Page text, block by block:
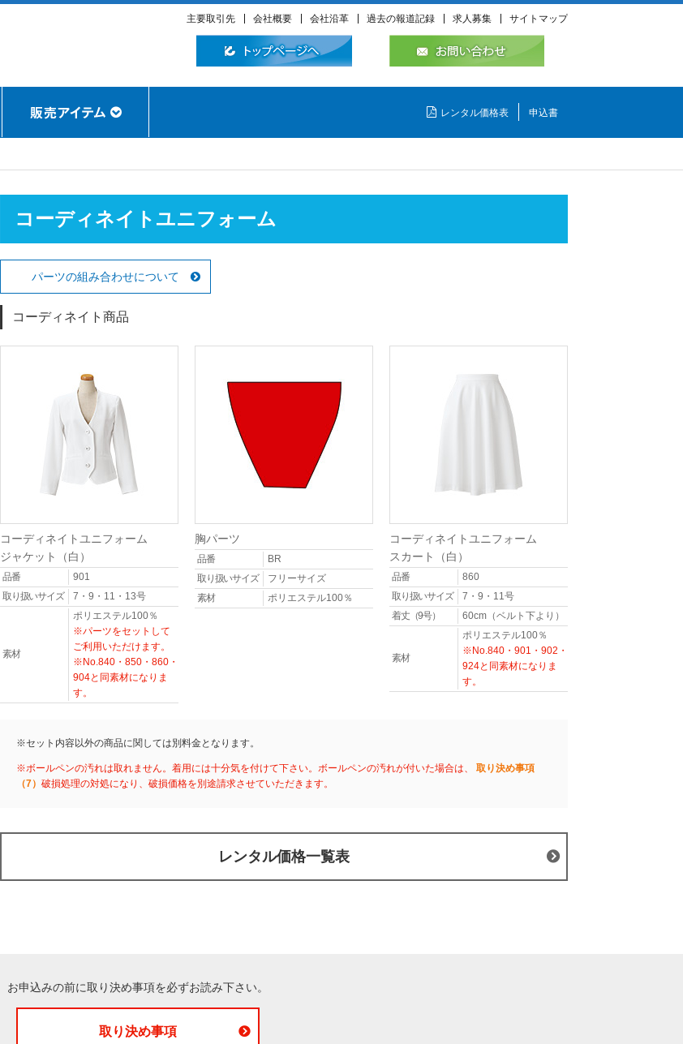
主要取引先 会社概要 会社沿革 過去の報道記録 求人募集 サイトマップ
レンタル価格表 申込書
コーディネイトユニフォーム
パーツの組み合わせについて
コーディネイト商品
コーディネイトユニフォーム
ジャケット（白）
品番
901
取り扱いサイズ
7・9・11・13号
素材
ポリエステル100％
※パーツをセットして
ご利用いただけます。
※No.840・850・860・
904と同素材になりま
す。
胸パーツ
品番
BR
取り扱いサイズ
フリーサイズ
素材
ポリエステル100％
コーディネイトユニフォーム
スカート（白）
品番
860
取り扱いサイズ
7・9・11号
着丈（9号）
60cm（ベルト下より）
素材
ポリエステル100％
※No.840・901・902・
924と同素材になりま
す。
※セット内容以外の商品に関しては別料金となります。
※ボールペンの汚れは取れません。着用には十分気を付けて下さい。ボールペンの汚れが付いた場合は、 取り決め事項
（7） 破損処理の対処になり、破損価格を別途請求させていただきます。
レンタル価格一覧表
お申込みの前に取り決め事項を必ずお読み下さい。
取り決め事項